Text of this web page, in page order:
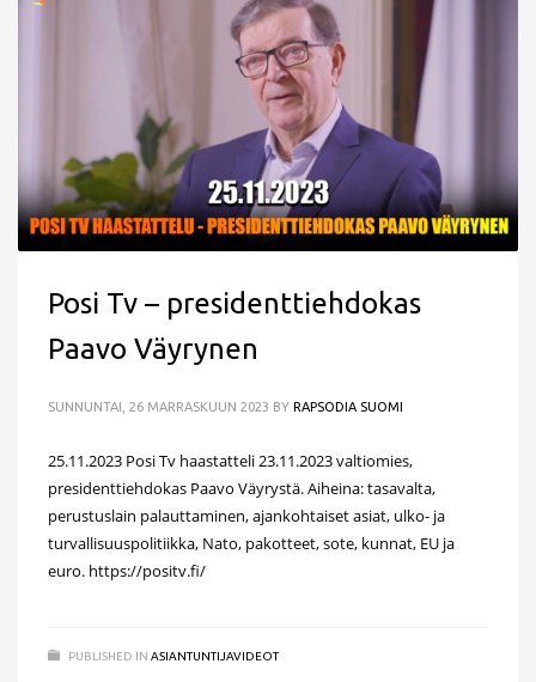
Posi Tv – presidenttiehdokas
Paavo Väyrynen
SUNNUNTAI, 26 MARRASKUUN 2023 BY RAPSODIA SUOMI
25.11.2023 Posi Tv haastatteli 23.11.2023 valtiomies,
presidenttiehdokas Paavo Väyrystä. Aiheina: tasavalta,
perustuslain palauttaminen, ajankohtaiset asiat, ulko- ja
turvallisuuspolitiikka, Nato, pakotteet, sote, kunnat, EU ja
euro. https://positv.fi/
PUBLISHED IN ASIANTUNTIJAVIDEOT